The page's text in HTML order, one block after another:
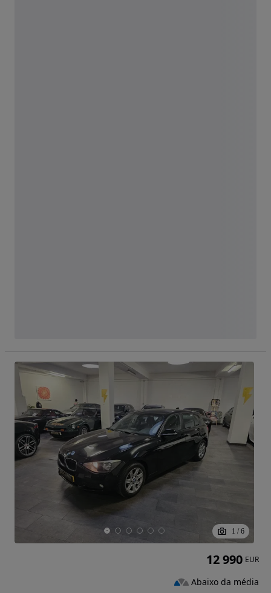
1 / 6
12 990 EUR
Abaixo da média